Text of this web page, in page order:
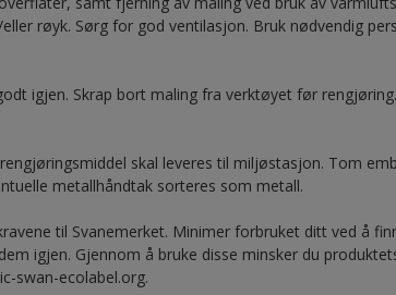
røyk. Sørg for god ventilasjon. Bruk nødvendig
igjen. Skrap bort maling fra verktøyet før
skal leveres til miljøstasjon. Tom
metallhåndtak sorteres som metall.
til Svanemerket. Minimer forbruket ditt ved å
igjen. Gjennom å bruke disse minsker du
swan-ecolabel.org.